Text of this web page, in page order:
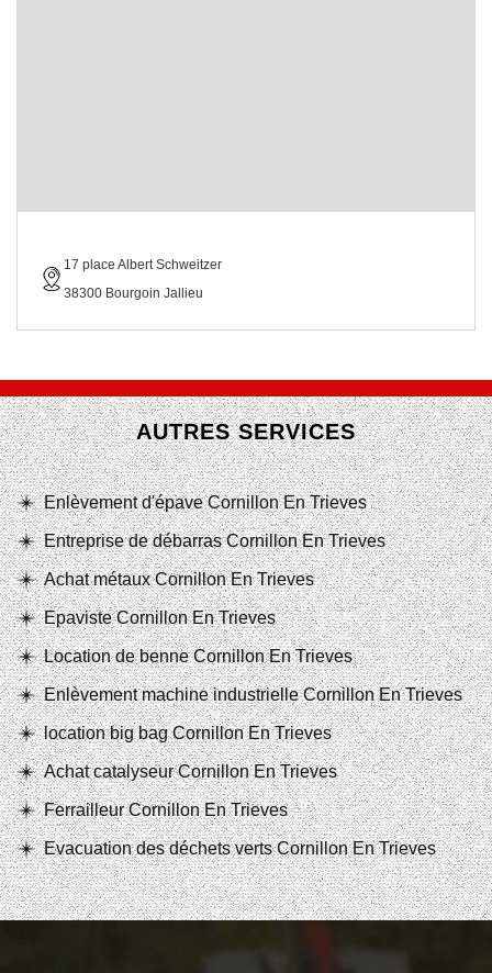
17 place Albert Schweitzer
38300 Bourgoin Jallieu
AUTRES SERVICES
Enlèvement d'épave Cornillon En Trieves
Entreprise de débarras Cornillon En Trieves
Achat métaux Cornillon En Trieves
Epaviste Cornillon En Trieves
Location de benne Cornillon En Trieves
Enlèvement machine industrielle Cornillon En Trieves
location big bag Cornillon En Trieves
Achat catalyseur Cornillon En Trieves
Ferrailleur Cornillon En Trieves
Evacuation des déchets verts Cornillon En Trieves